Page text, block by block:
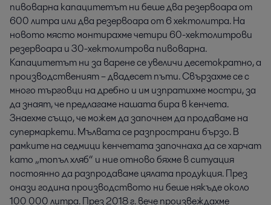
пивоварна капацитетът ни беше два резервоара от
600 литра или два резервоара от 6 хектолитра. На
новото място монтирахме четири 60-хектолитрови
резервоара и 30-хектолитрова пивоварна.
Капацитетът ни за варене се увеличи десетократно, а
производственият – двадесет пъти. Свързахме се с
много търговци на дребно и им изпратихме мостри, за
да знаят, че предлагаме нашата бира в кенчета.
Знаехме също, че можем да започнем да продаваме на
супермаркети. Мълвата се разпространи бързо. В
рамките на седмици кенчетата започнаха да се харчат
като „топъл хляб“ и ние отново бяхме в ситуация
постоянно да разпродаваме цялата продукция. През
онази година производството ни беше някъде около
100 000 литра. През 2018 г. вече произвеждахме